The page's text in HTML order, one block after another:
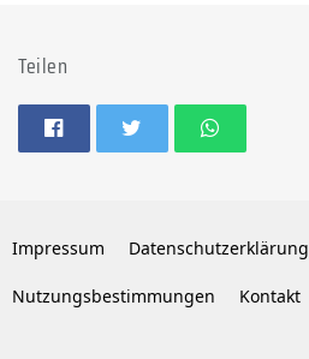
Teilen
Impressum Datenschutzerklärung
Nutzungsbestimmungen Kontakt